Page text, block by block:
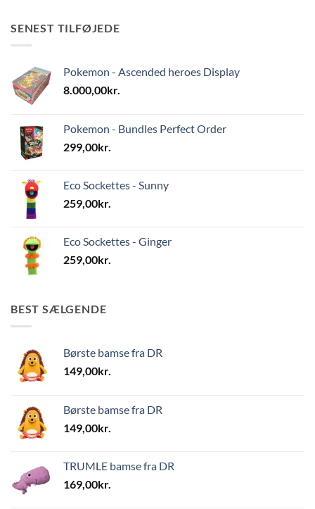
SENEST TILFØJEDE
Pokemon - Ascended heroes Display
8.000,00kr.
Pokemon - Bundles Perfect Order
299,00kr.
Eco Sockettes - Sunny
259,00kr.
Eco Sockettes - Ginger
259,00kr.
BEST SÆLGENDE
Børste bamse fra DR
149,00kr.
Børste bamse fra DR
149,00kr.
TRUMLE bamse fra DR
169,00kr.